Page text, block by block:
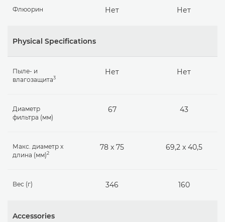
Флюорин Нет Нет
Physical Specifications
Пыле- и
влагозащита3
Нет Нет
Диаметр
фильтра (мм)
67 43
Макс. диаметр x
длина (мм)2
78 x 75 69,2 x 40,5
Вес (г) 346 160
Accessories